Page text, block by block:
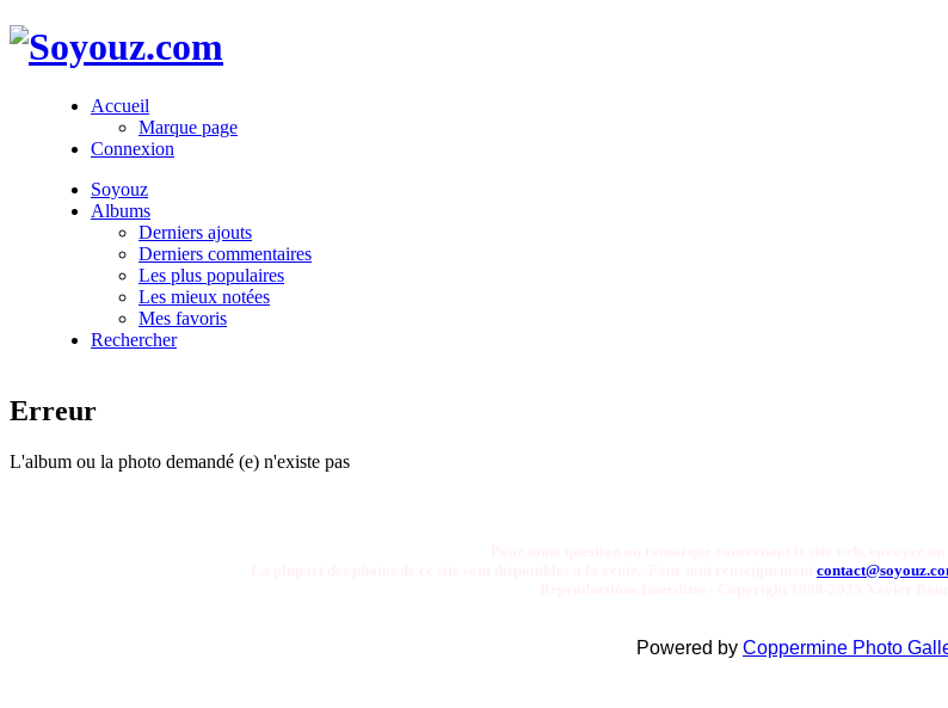
Accueil
Marque page
Connexion
Soyouz
Albums
Derniers ajouts
Derniers commentaires
Les plus populaires
Les mieux notées
Mes favoris
Rechercher
Erreur
L'album ou la photo demandé (e) n'existe pas
Powered by Coppermine Photo